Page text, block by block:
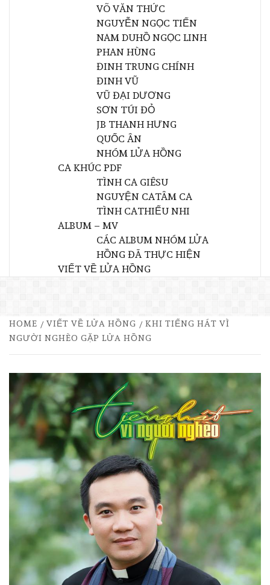
VÕ VĂN THỨC
NGUYỄN NGỌC TIẾN
NAM DUHỒ NGỌC LINH
PHAN HÙNG
ĐINH TRUNG CHÍNH
ĐINH VŨ
VŨ ĐẠI DƯƠNG
SƠN TÚI ĐỎ
JB THANH HƯNG
QUỐC ÂN
NHÓM LỬA HỒNG
CA KHÚC PDF
TÌNH CA GIÊSU
NGUYỆN CATÂM CA
TÌNH CATHIẾU NHI
ALBUM – MV
CÁC ALBUM NHÓM LỬA
HỒNG ĐÃ THỰC HIỆN
VIẾT VỀ LỬA HỒNG
HOME VIẾT VỀ LỬA HỒNG
KHI TIẾNG HÁT VÌ
NGƯỜI NGHÈO GẶP LỬA HỒNG